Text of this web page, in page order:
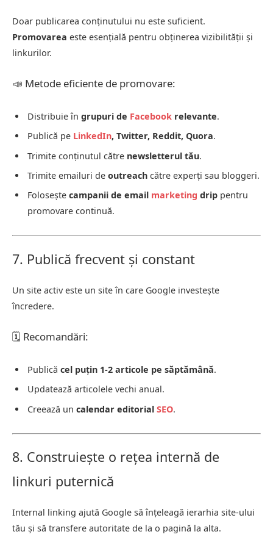
Doar publicarea conținutului nu este suficient.
Promovarea este esențială pentru obținerea vizibilității și
linkurilor.
📣 Metode eficiente de promovare:
Distribuie în grupuri de Facebook relevante.
Publică pe LinkedIn, Twitter, Reddit, Quora.
Trimite conținutul către newsletterul tău.
Trimite emailuri de outreach către experți sau bloggeri.
Folosește campanii de email marketing drip pentru
promovare continuă.
7. Publică frecvent și constant
Un site activ este un site în care Google investește
încredere.
🗓️ Recomandări:
Publică cel puțin 1-2 articole pe săptămână.
Updatează articolele vechi anual.
Creează un calendar editorial SEO.
8. Construiește o rețea internă de
linkuri puternică
Internal linking ajută Google să înțeleagă ierarhia site-ului
tău și să transfere autoritate de la o pagină la alta.